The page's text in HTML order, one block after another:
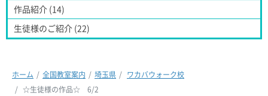
作品紹介 (14)
生徒様のご紹介 (22)
ホーム 全国教室案内 埼玉県
ワカバウォーク校
☆生徒様の作品☆ 6/2